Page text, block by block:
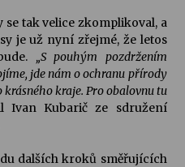
se tak velice zkomplikoval, a
je už nyní zřejmé, že letos
„S pouhým pozdržením
jde nám o ochranu přírody
kraje. Pro obalovnu tu
Ivan Kubarič ze sdružení
dalších kroků směřujících